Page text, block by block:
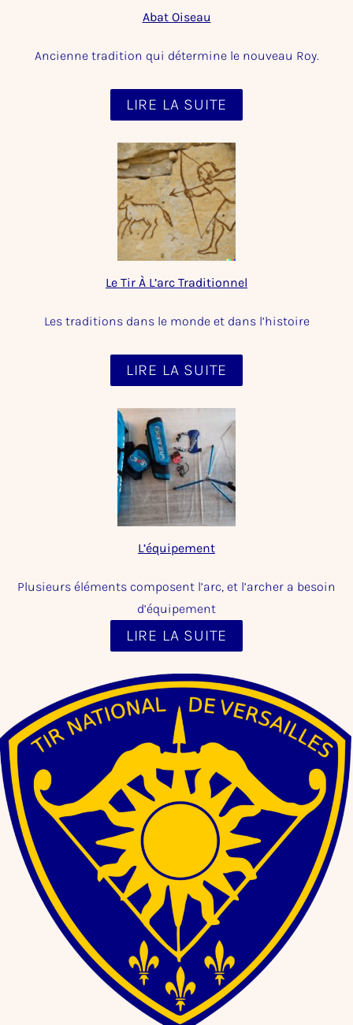
Abat Oiseau
Ancienne tradition qui détermine le nouveau Roy.​
LIRE LA SUITE
Le Tir À L’arc Traditionnel
Les traditions dans le monde et dans l’histoire​
LIRE LA SUITE
L’équipement
Plusieurs éléments composent l’arc, et l’archer a besoin
d’équipement
LIRE LA SUITE